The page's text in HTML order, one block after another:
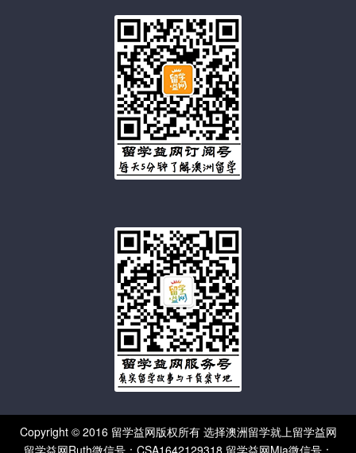
Copyright © 2016 留学益网版权所有 选择澳洲留学就上留学益网